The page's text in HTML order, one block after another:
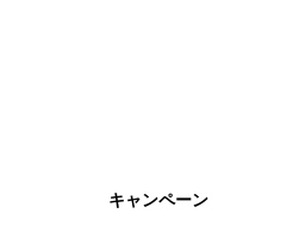
キャンペーン